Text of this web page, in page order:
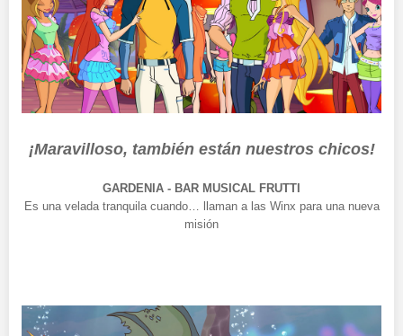
¡Maravilloso, también están nuestros chicos!
GARDENIA - BAR MUSICAL FRUTTI
Es una velada tranquila cuando… llaman a las Winx para una nueva
misión